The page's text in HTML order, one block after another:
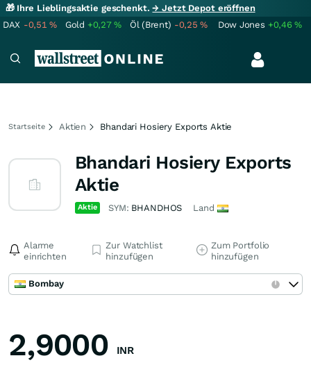
🎁 Ihre Lieblingsaktie geschenkt.→ Jetzt Depot eröffnen
DAX -0,51% Gold +0,27% Öl (Brent) -0,25% Dow Jones +0,46%
Startseite Aktien Bhandari Hosiery Exports Aktie
Bhandari Hosiery Exports
Aktie
Aktie SYM: BHANDHOS Land
Alarme
einrichten
Zur Watchlist
hinzufügen
Zum Portfolio
hinzufügen
Bombay
2,9000 INR